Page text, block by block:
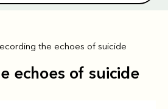
the echoes of suicide
echoes of suicide